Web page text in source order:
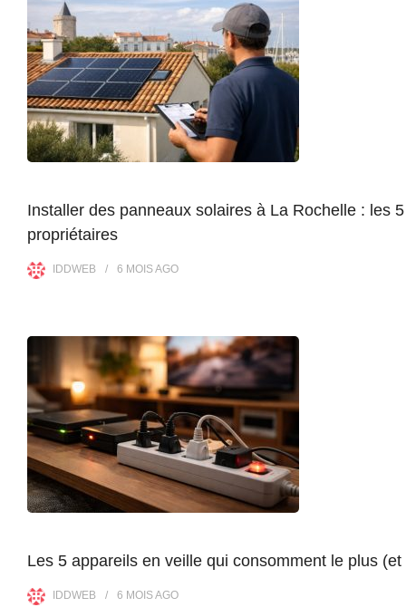
Installer des panneaux solaires à La Rochelle : les
propriétaires
IDDWEB 6 MOISAGO
Les 5 appareils en veille qui consomment le plus
IDDWEB 6 MOISAGO